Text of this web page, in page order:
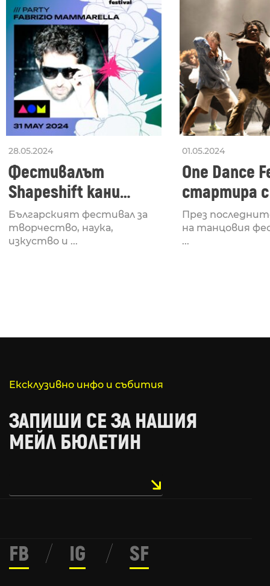
28.05.2024
Фестивалът
Shapeshift кани
Fabrizio Mammarella
за откриването си
Българският фестивал за
творчество, наука,
изкуство и ...
01.05.2024
One Dance
стартира
Lucid,
рейв
През
на танцовия
...
Ексклузивно инфо и събития
ЗАПИШИ СЕ ЗА НАШИЯ
МЕЙЛ БЮЛЕТИН
FB / IG / SF